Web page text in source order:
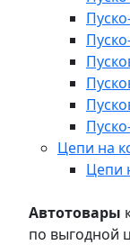
Цепи на
Цепи
Автотовары
по выгодной